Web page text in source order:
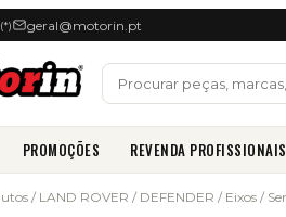
(*) geral@motorin.pt
PROMOÇÕES REVENDA PROFISSIONAIS
/ LAND ROVER / DEFENDER / Eixos /